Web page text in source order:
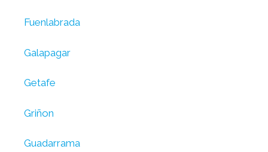
Fuenlabrada
Galapagar
Getafe
Griñon
Guadarrama